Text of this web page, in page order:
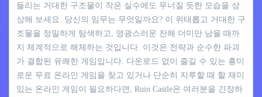
들리는 거대한 구조물이 작은 실수에도 무너질 듯한 모습을 상
상해 보세요. 당신의 임무는 무엇일까요? 이 위태롭고 거대한 구
조물을 정밀하게 탐색하고, 영광스러운 잔해 더미만 남을 때까
지 체계적으로 해체하는 것입니다. 이것은 전략과 순수한 파괴
가 결합된 유쾌한 게임입니다. 다운로드 없이 즐길 수 있는 흥미
로운 무료 온라인 게임을 찾고 있거나 단순히 지루할 때 할 재미
있는 온라인 게임이 필요하다면, Ruin Castle은 여러분을 긴장하